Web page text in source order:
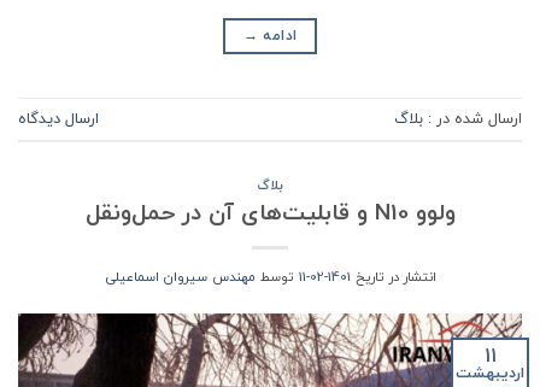
ادامه →
ارسال شده در : بلاگ ارسال دیدگاه
بلاگ
ولوو N10 و قابلیت‌های آن در حمل‌ونقل
انتشار در تاریخ 1401-02-11 توسط مهندس سیروان اسماعیلی
11
اردیبهشت